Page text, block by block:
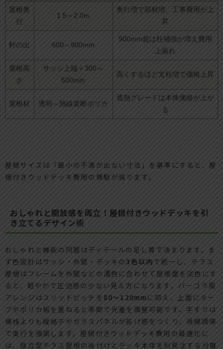
屋根奥
行
1.5～2.0m
奥行増で部材増、工事費用が上
昇
軒の出 600～900mm
900mm超は柱補強が増え費用
上振れ
屋根高
さ
サッシ上端＋300～
500mm
高くするほど支柱増で価格上昇
屋根材 透明～熱線遮断ポリカ
遮熱グレードは本体価格が上が
る
屋根サイズは「最小の不満が出ない寸法」を基準にすると、屋
根付きウッドデッキ費用の無駄が減ります。
おしゃれと開放感を両立！屋根付きウッドデッキを引
き立てるデザイン術
おしゃれと機能の同居はディテールの足し算で決まります。ま
ず色設計はサッシ・外壁・デッキの3色以内で統一し、テラス
屋根はフレームを外壁などの濃色に合わせて屋根面を淡色にす
ると、軽やかで圧迫感の少ない見え方になります。パーゴラ風
アレンジはスリットピッチを 80～120mm に抑え、上面にター
プやポリカ板を重ねると季節で光量を調整可能です。手すりは
横桟よりも縦格子やガラスパネルが抜け感をつくり、視線誘導
で奥行を強調します。屋根付きウッドデッキ費用の最適化に
は、独立型テラス屋根の後付けとデッキ本体を別発注する分離